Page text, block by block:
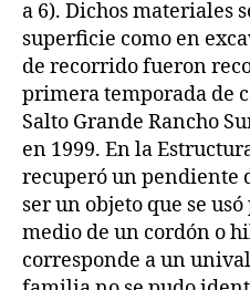
a 6). Dichos materiales
superficie como en
de recorrido fueron
primera temporada de
Salto Grande Rancho
en 1999. En la
recuperó un pendiente
ser un objeto que se
medio de un cordón o
corresponde a un